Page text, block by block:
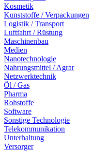
Kosmetik
Kunststoffe / Verpackungen
Logistik / Transport
Luftfahrt / Rüstung
Maschinenbau
Medien
Nanotechnologie
Nahrungsmittel / Agrar
Netzwerktechnik
Öl / Gas
Pharma
Rohstoffe
Software
Sonstige Technologie
Telekommunikation
Unterhaltung
Versorger